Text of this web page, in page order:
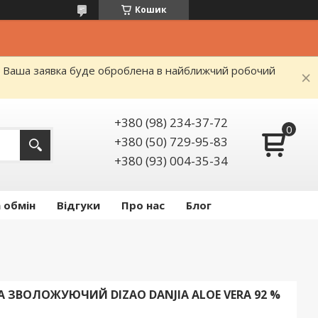
Кошик
Ваша заявка буде оброблена в найближчий робочий
+380 (98) 234-37-72
+380 (50) 729-95-83
+380 (93) 004-35-34
обмін Відгуки Про нас Блог
DIZAO DANJIA ALOE VERA 92 %